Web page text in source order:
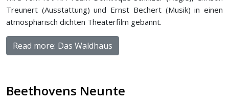
Treunert (Ausstattung) und Ernst Bechert (Musik) in einen
atmosphärisch dichten Theaterfilm gebannt.
Read more: Das Waldhaus
Beethovens Neunte